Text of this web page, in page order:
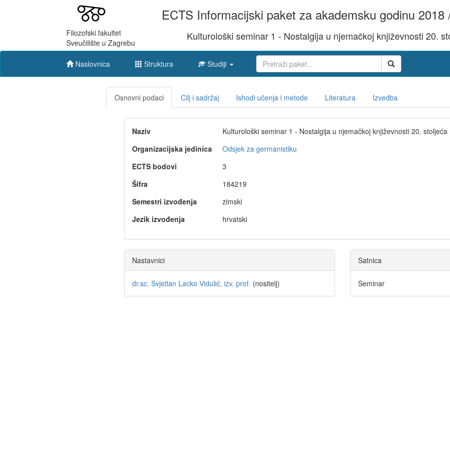
Filozofski fakultet
Sveučilište u Zagrebu
ECTS Informacijski paket za akademsku godinu 2018
Kulturološki seminar 1 - Nostalgija u njemačkoj književnosti 20.
Naslovnica Struktura Studiji
Osnovni podaci Cilj i sadržaj Ishodi učenja i metode Literatura Izvedba
Naziv
Kulturološki seminar 1 - Nostalgija u njemačkoj književnosti 20. stoljeća
Organizacijska jedinica
Odsjek za germanistiku
ECTS bodovi
3
Šifra
184219
Semestri izvođenja
zimski
Jezik izvođenja
hrvatski
Nastavnici
dr.sc. Svjetlan Lacko Vidulić, izv. prof. (nositelj)
Satnica
Seminar